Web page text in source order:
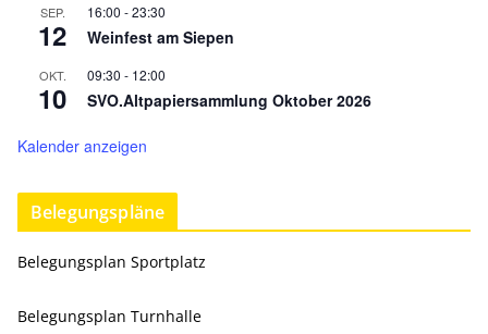
SEP.
12
16:00 -23:30
Weinfest am Siepen
OKT.
10
09:30 - 12:00
SVO.Altpapiersammlung Oktober 2026
Kalender anzeigen
Belegungspläne
Belegungsplan Sportplatz
Belegungsplan Turnhalle